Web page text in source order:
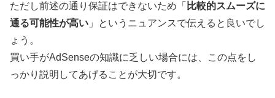
ただし前述の通り保証はできないため「 比較的スムーズに
通る可能性が高い 」というニュアンスで伝えると良いでし
ょう。
買い手がAdSenseの知識に乏しい場合には、この点をし
っかり説明してあげることが大切です。